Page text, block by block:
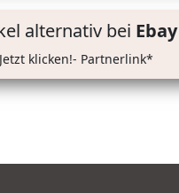
alternativ bei Ebay
Jetzt klicken!- Partnerlink*